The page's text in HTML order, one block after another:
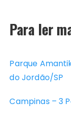
Para ler
Parque
do Jordão/SP
Campinas – 3